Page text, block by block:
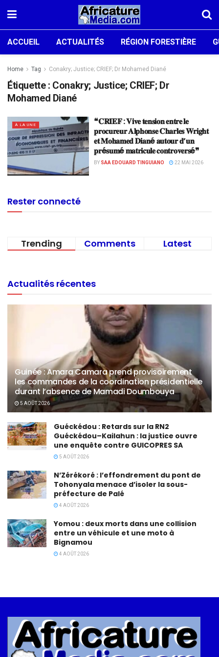
ACCUEIL ACTUALITÉS RÉGION FORESTIÈRE
Home Tag Conakry; Justice; CRIEF; Dr Mohamed Diané
Étiquette : Conakry; Justice; CRIEF; Dr
Mohamed Diané
À LA UNE
❝𝐂𝐑𝐈𝐄𝐅 : 𝐕𝐢𝐯𝐞 𝐭𝐞𝐧𝐬𝐢𝐨𝐧 𝐞𝐧𝐭𝐫𝐞 𝐥𝐞
𝐩𝐫𝐨𝐜𝐮𝐫𝐞𝐮𝐫 𝐀𝐥𝐩𝐡𝐨𝐧𝐬𝐞 𝐂𝐡𝐚𝐫𝐥𝐞𝐬 𝐖𝐫𝐢𝐠𝐡𝐭
𝐞𝐭 𝐌𝐨𝐡𝐚𝐦𝐞𝐝 𝐃𝐢𝐚𝐧é 𝐚𝐮𝐭𝐨𝐮𝐫 𝐝’𝐮𝐧
𝐩𝐫é𝐬𝐮𝐦é 𝐦𝐚𝐭𝐫𝐢𝐜𝐮𝐥𝐞 𝐜𝐨𝐧𝐭𝐫𝐨𝐯𝐞𝐫𝐬é❞
BY SAA EDOUARD TINGUIANO 22 MAI 2026
Rester connecté
Trending Comments Latest
Actualités récentes
Guinée : Amara Camara prend provisoirement
les commandes de la coordination présidentielle
durant l’absence de Mamadi Doumbouya
5 AOÛT 2026
Guéckédou : Retards sur la RN2
Guéckédou–Kailahun : la justice ouvre
une enquête contre GUICOPRES SA
5 AOÛT 2026
N’Zérékoré : l’effondrement du pont de
Tohonyala menace d’isoler la sous-
préfecture de Palé
4 AOÛT 2026
Yomou : deux morts dans une collision
entre un véhicule et une moto à
Bignamou
4 AOÛT 2026